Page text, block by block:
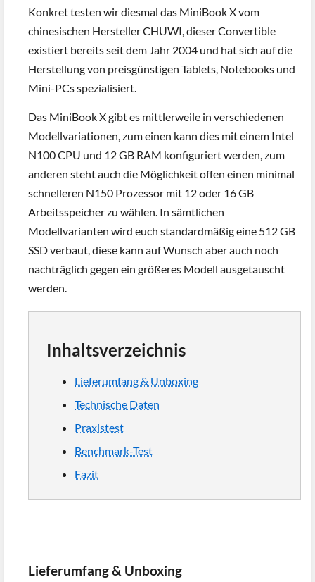
Konkret testen wir diesmal das MiniBook X vom
chinesischen Hersteller CHUWI, dieser Convertible
existiert bereits seit dem Jahr 2004 und hat sich auf die
Herstellung von preisgünstigen Tablets, Notebooks und
Mini-PCs spezialisiert.
Das MiniBook X gibt es mittlerweile in verschiedenen
Modellvariationen, zum einen kann dies mit einem Intel
N100 CPU und 12 GB RAM konfiguriert werden, zum
anderen steht auch die Möglichkeit offen einen minimal
schnelleren N150 Prozessor mit 12 oder 16 GB
Arbeitsspeicher zu wählen. In sämtlichen
Modellvarianten wird euch standardmäßig eine 512 GB
SSD verbaut, diese kann auf Wunsch aber auch noch
nachträglich gegen ein größeres Modell ausgetauscht
werden.
Inhaltsverzeichnis
Lieferumfang & Unboxing
Technische Daten
Praxistest
Benchmark-Test
Fazit
Lieferumfang & Unboxing